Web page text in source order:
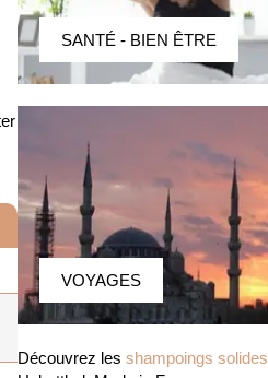
SANTÉ - BIEN ÊTRE
VOYAGES
Découvrez les shampoings solides